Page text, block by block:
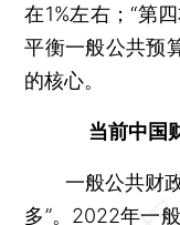
在1%左右；“第
平衡一般公共预
的核心。
当前中国
一般公共财政
多”。2022年一